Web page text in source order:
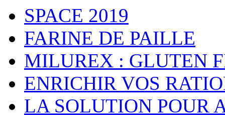
SPACE 2019
FARINE DE PAILLE
MILUREX : GLUTEN
ENRICHIR VOS
LA SOLUTION POUR